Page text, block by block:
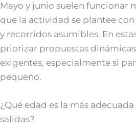
Mayo y junio suelen funcionar
que la actividad se plantee
y recorridos asumibles. En
priorizar propuestas
exigentes, especialmente si
pequeño.
¿Qué edad es la más
salidas?